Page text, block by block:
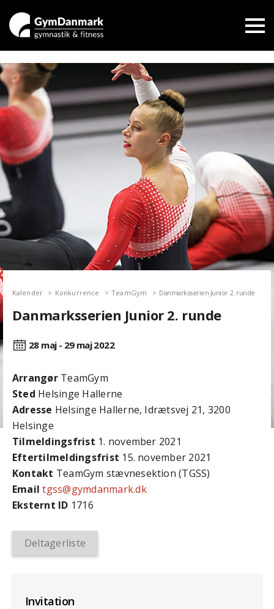
Kalender Konkurrence TeamGym Danmarksserien Junior 2. runde
Danmarksserien Junior 2. runde
28 maj - 29 maj2022
ArrangørTeamGym
Sted Helsinge Hallerne
Adresse Helsinge Hallerne, Idrætsvej 21, 3200
Helsinge
Tilmeldingsfrist 1. november 2021
Efter­tilmeldings­frist 15. november 2021
Kontakt TeamGym stævnesektion (TGSS)
Email tgss@gymdanmark.dk
Eksternt ID 1716
Deltagerliste
Invitation